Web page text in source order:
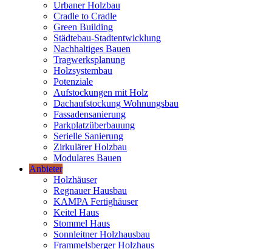
Urbaner Holzbau
Cradle to Cradle
Green Building
Städtebau-Stadtentwicklung
Nachhaltiges Bauen
Tragwerksplanung
Holzsystembau
Potenziale
Aufstockungen mit Holz
Dachaufstockung Wohnungsbau
Fassadensanierung
Parkplatzüberbauung
Serielle Sanierung
Zirkulärer Holzbau
Modulares Bauen
Anbieter
Holzhäuser
Regnauer Hausbau
KAMPA Fertighäuser
Keitel Haus
Stommel Haus
Sonnleitner Holzhausbau
Frammelsberger Holzhaus